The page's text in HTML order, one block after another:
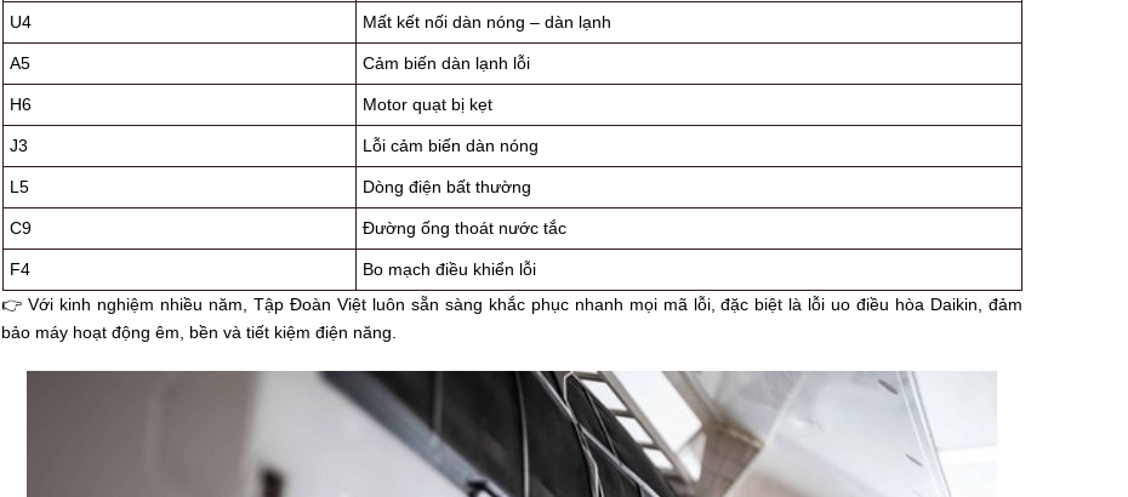
U4 Mất kết nối dàn nóng – dàn lạnh
A5 Cảm biến dàn lạnh lỗi
H6 Motor quạt bị kẹt
J3 Lỗi cảm biến dàn nóng
L5 Dòng điện bất thường
C9 Đường ống thoát nước tắc
F4
Bo mạch điều khiển lỗi
👉 Với kinh nghiệm nhiều năm, Tập Đoàn Việt luôn sẵn sàng khắc phục nhanh mọi mã lỗi, đặc biệt là lỗi uo điều hòa Daikin, đảm
bảo máy hoạt động êm, bền và tiết kiệm điện năng.